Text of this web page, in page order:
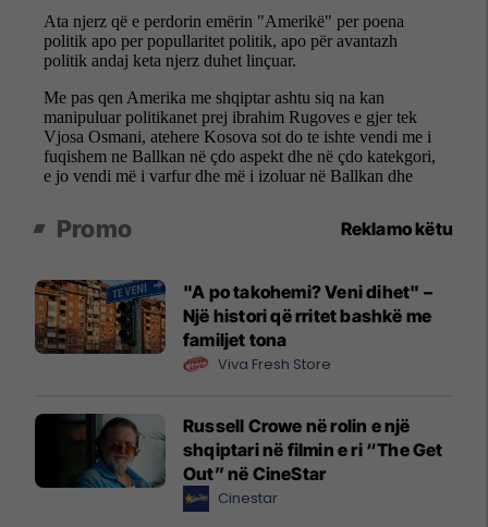
Promo Reklamo këtu
"A po takohemi? Veni dihet" –
Një histori që rritet bashkë me
familjet tona
Viva Fresh Store
Russell Crowe në rolin e një
shqiptari në filmin e ri “The Get
Out” në CineStar
Cinestar